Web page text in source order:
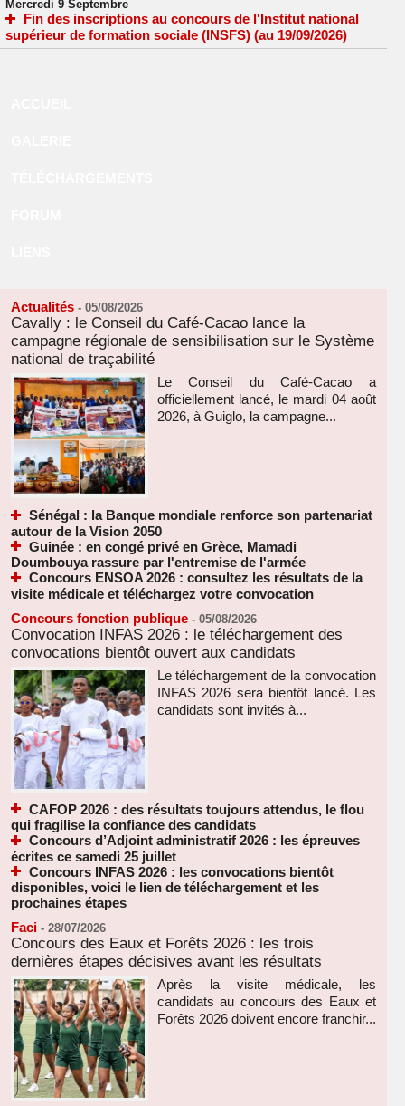
Mercredi 9 Septembre
Fin des inscriptions au concours de l'Institut national
supérieur de formation sociale (INSFS) (au 19/09/2026)
Actualités - 05/08/2026
Cavally : le Conseil du Café-Cacao lance la
campagne régionale de sensibilisation sur le Système
national de traçabilité
Le Conseil du Café-Cacao a
officiellement lancé, le mardi 04 août
2026, à Guiglo, la campagne...
Sénégal : la Banque mondiale renforce son partenariat
autour de la Vision 2050
Guinée : en congé privé en Grèce, Mamadi
Doumbouya rassure par l'entremise de l'armée
Concours ENSOA 2026 : consultez les résultats de la
visite médicale et téléchargez votre convocation
Concours fonction publique - 05/08/2026
Convocation INFAS 2026 : le téléchargement des
convocations bientôt ouvert aux candidats
Le téléchargement de la convocation
INFAS 2026 sera bientôt lancé. Les
candidats sont invités à...
CAFOP 2026 : des résultats toujours attendus, le flou
qui fragilise la confiance des candidats
Concours d’Adjoint administratif 2026 : les épreuves
écrites ce samedi 25 juillet
Concours INFAS 2026 : les convocations bientôt
disponibles, voici le lien de téléchargement et les
prochaines étapes
Faci - 28/07/2026
Concours des Eaux et Forêts 2026 : les trois
dernières étapes décisives avant les résultats
Après la visite médicale, les
candidats au concours des Eaux et
Forêts 2026 doivent encore franchir...